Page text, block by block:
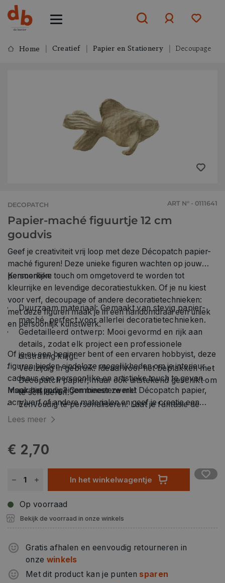
Home Creatief Papier en Stationery Decoupage
DECOPATCH ART N° - 0111641
Papier-maché figuurtje 12 cm
goudvis
Geef je creativiteit vrij loop met deze Décopatch papier-
maché figuren! Deze unieke figuren wachten op jouw
persoonlijke touch om omgetoverd te worden tot
kleurrijke en levendige decoratiestukken. Of je nu kiest
voor verf, decoupage of andere decoratietechnieken:
met deze figuren maak je in een handomdraai een uniek
en persoonlijk kunstwerk.
Kenmerken:
Duurzaam materiaal: Gemaakt van stevig papier-
maché, perfect voor allerlei decoratietechnieken.
Gedetailleerd ontwerp: Mooi gevormd en rijk aan
details, zodat elk project een professionele
uitstraling krijgt.
Veelzijdig in gebruik: Ideaal voor het beplakken met
Décopatch papier, maar ook uitstekend geschikt om
te schilderen.
Eenvoudig te personaliseren: Laat je fantasie de
vrije loop en creëer je eigen unieke decoratie.
Of je nu een beginner bent of een ervaren hobbyist, deze
figuren bieden eindeloze mogelijkheden om je interieur of
cadeaus een persoonlijke en artistieke touch te geven.
Maak het jouw eigen meesterwerk!
Inspiratie nodig? Combineer ze met Décopatch papier,
acrylverf of andere materialen en geef je creatie een
eigen stijl. Perfect voor thuisdecoratie, feestversiering of
Lees meer
€ 2,70
In het winkelwagentje
Op voorraad
Bekijk de voorraad in onze winkels
Gratis afhalen en eenvoudig retourneren in
onze winkels
Met dit product kan je punten sparen